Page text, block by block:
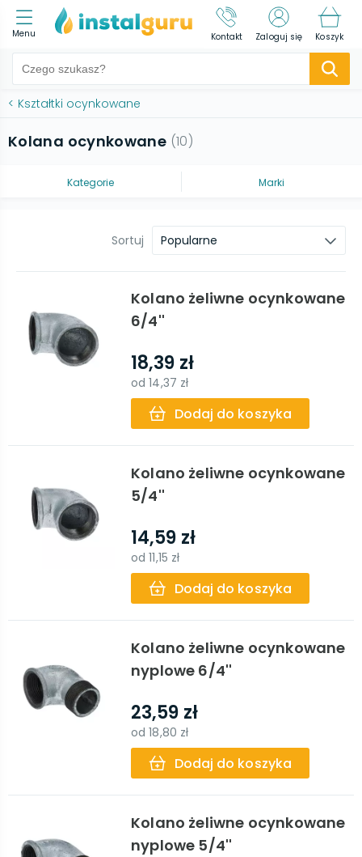
Menu Kontakt Zaloguj się Koszyk
< Kształtki ocynkowane
Kolana ocynkowane (10)
Kategorie Marki
Sortuj Popularne
Kolano żeliwne ocynkowane
6/4''
18,39 zł
od14,37 zł
Dodaj do koszyka
Kolano żeliwne ocynkowane
5/4''
14,59 zł
od11,15 zł
Dodaj do koszyka
Kolano żeliwne ocynkowane
nyplowe 6/4''
23,59 zł
od18,80 zł
Dodaj do koszyka
Kolano żeliwne ocynkowane
nyplowe 5/4''